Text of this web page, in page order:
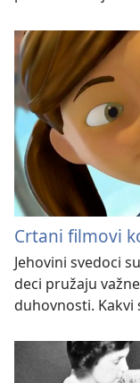
Crtani filmovi
Jehovini svedoci
deci pružaju
duhovnosti. Kakvi